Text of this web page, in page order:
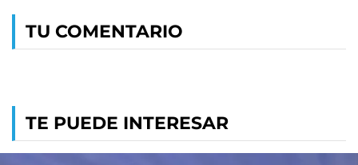
TU COMENTARIO
TE PUEDE INTERESAR